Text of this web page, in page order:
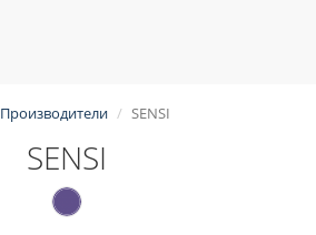
Производители SENSI
SENSI